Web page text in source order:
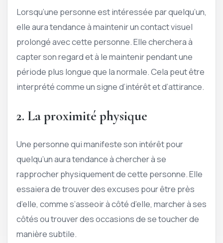
Lorsqu’une personne est intéressée par quelqu’un,
elle aura tendance à maintenir un contact visuel
prolongé avec cette personne. Elle cherchera à
capter son regard et à le maintenir pendant une
période plus longue que la normale. Cela peut être
interprété comme un signe d’intérêt et d’attirance.
2. La proximité physique
Une personne qui manifeste son intérêt pour
quelqu’un aura tendance à chercher à se
rapprocher physiquement de cette personne. Elle
essaiera de trouver des excuses pour être près
d’elle, comme s’asseoir à côté d’elle, marcher à ses
côtés ou trouver des occasions de se toucher de
manière subtile.